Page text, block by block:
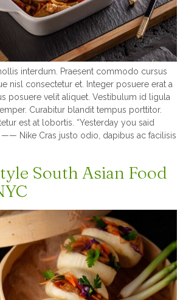
interdum. Praesent commodo cursus
nisl consectetur et. Integer posuere erat a
posuere velit aliquet. Vestibulum id ligula
Curabitur blandit tempus porttitor.
est at lobortis. “Yesterday you said
Nike Cras justo odio, dapibus ac facilisis
South Asian Food